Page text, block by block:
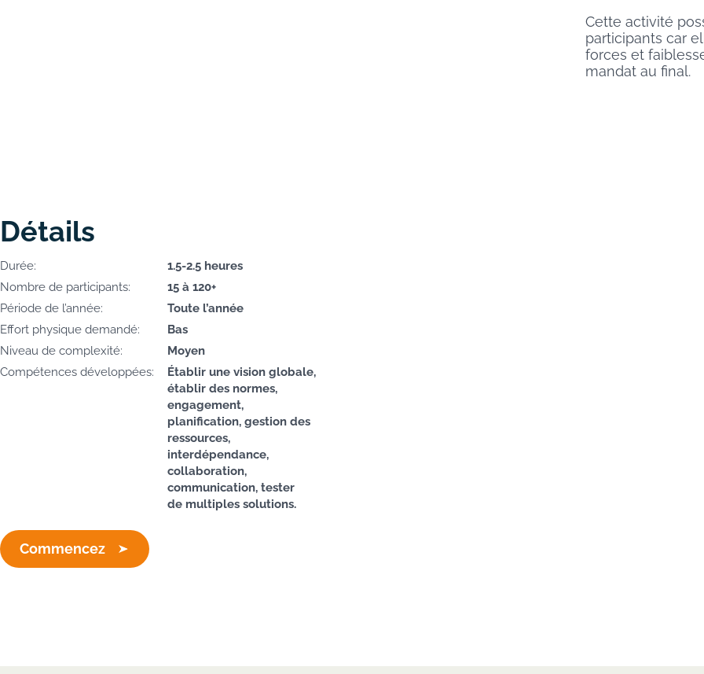
Cette activité
participants car
forces et
mandat au final.
Détails
Durée:
1.5-2.5 heures
Nombre de participants:
15 à 120+
Période de l’année:
Toute l’année
Effort physique demandé:
Bas
Niveau de complexité:
Moyen
Compétences développées:
Établir une vision globale,
établir des normes,
engagement,
planification, gestion des
ressources,
interdépendance,
collaboration,
communication, tester
de multiples solutions.
Commencez